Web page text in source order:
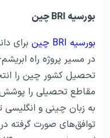
بورسیه BRI چین
بورسیه BRI چین
برای
در مسیر پروژه راه
تحصیل کشور چین را
مقاطع تحصیلی را
به زبان چینی و